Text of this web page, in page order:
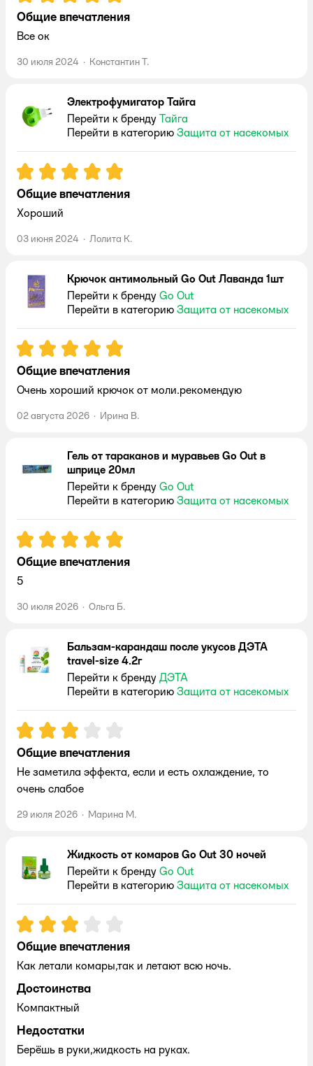
Общие впечатления
Все ок
30 июля 2024 · Константин Т.
Электрофумигатор Тайга
Перейти к бренду Тайга
Перейти в категорию Защита от насекомых
Рейтинг:5
Общие впечатления
Хороший
03 июня 2024 · Лолита К.
Крючок антимольный Go Out Лаванда 1шт
Перейти к бренду Go Out
Перейти в категорию Защита от насекомых
Рейтинг:5
Общие впечатления
Очень хороший крючок от моли.рекомендую
02 августа 2026 · Ирина В.
Гель от тараканов и муравьев Go Out в
шприце 20мл
Перейти к бренду Go Out
Перейти в категорию Защита от насекомых
Рейтинг:5
Общие впечатления
5
30 июля 2026 · Ольга Б.
Бальзам-карандаш после укусов ДЭТА
travel-size 4.2г
Перейти к бренду ДЭТА
Перейти в категорию Защита от насекомых
Рейтинг:3
Общие впечатления
Не заметила эффекта, если и есть охлаждение, то
очень слабое
29 июля 2026 · Марина М.
Жидкость от комаров Go Out 30 ночей
Перейти к бренду Go Out
Перейти в категорию Защита от насекомых
Рейтинг:3
Общие впечатления
Как летали комары,так и летают всю ночь.
Достоинства
Компактный
Недостатки
Берёшь в руки,жидкость на руках.